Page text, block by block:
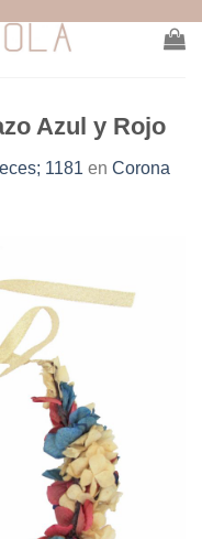
Azul y Rojo
1181 en Corona